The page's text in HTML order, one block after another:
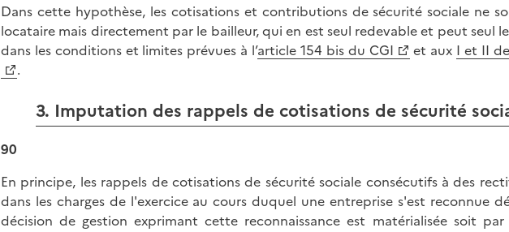
Dans cette hypothèse, les cotisations et contributions de sécurité sociale ne
locataire mais directement par le bailleur, qui en est seul redevable et peut seul
dans les conditions et limites prévues à l’article 154 bis du CGI et aux I et II
.
3. Imputation des rappels de cotisations de sécurité
90
En principe, les rappels de cotisations de sécurité sociale consécutifs à des
dans les charges de l'exercice au cours duquel une entreprise s'est reconnue
décision de gestion exprimant cette reconnaissance est matérialisée soit